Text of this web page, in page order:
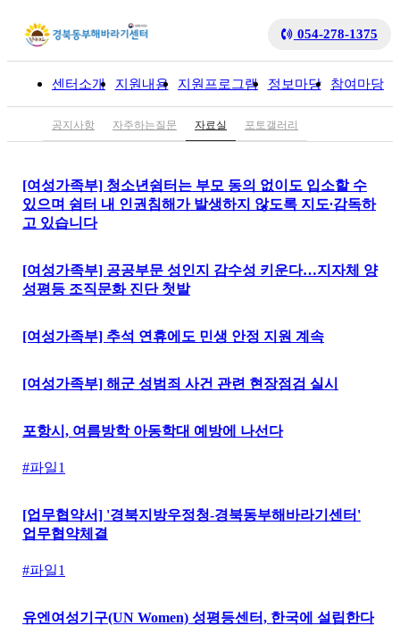
054-278-1375
센터소개 지원내용 지원프로그램 정보마당 참여마당
공지사항 자주하는질문 자료실 포토갤러리
[여성가족부] 청소년쉼터는 부모 동의 없이도 입소할 수
있으며 쉼터 내 인권침해가 발생하지 않도록 지도∙감독하
고 있습니다
[여성가족부] 공공부문 성인지 감수성 키운다…지자체 양
성평등 조직문화 진단 첫발
[여성가족부] 추석 연휴에도 민생 안정 지원 계속
[여성가족부] 해군 성범죄 사건 관련 현장점검 실시
포항시, 여름방학 아동학대 예방에 나선다
#파일1
[업무협약서] '경북지방우정청-경북동부해바라기센터'
업무협약체결
#파일1
유엔여성기구(UN Women) 성평등센터, 한국에 설립한다